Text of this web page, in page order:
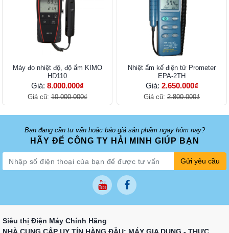
Máy đo nhiệt độ, độ ẩm KIMO
HD110
Giá: 8.000.000₫
Giá cũ:10.000.000₫
Nhiệt ẩm kế điện tử Prometer
EPA-2TH
Giá: 2.650.000₫
Giá cũ: 2.800.000₫
Bạn đang cần tư vấn hoặc báo giá sản phẩm ngay hôm nay?
HÃY ĐỂ CÔNG TY HẢI MINH GIÚP BẠN
Gửi yêu cầu
Siêu thị Điện Máy Chính Hãng